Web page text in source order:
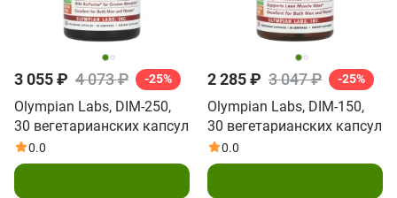
3 055 ₽ 4 073 ₽ -25%
Olympian Labs, DIM-250,
30 вегетарианских капсул
0.0
2 285 ₽ 3 047 ₽ -25%
Olympian Labs, DIM-150,
30 вегетарианских капсул
0.0